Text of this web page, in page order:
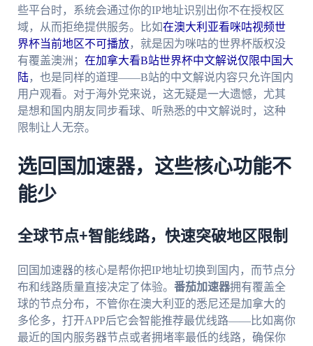
些平台时，系统会通过你的IP地址识别出你不在授权区
域，从而拒绝提供服务。比如在澳大利亚看咪咕视频世
界杯当前地区不可播放，就是因为咪咕的世界杯版权没
有覆盖澳洲； 在加拿大看B站世界杯中文解说仅限中国大
陆，也是同样的道理——B站的中文解说内容只允许国内
用户观看。对于海外党来说，这无疑是一大遗憾，尤其
是想和国内朋友同步看球、听熟悉的中文解说时，这种
限制让人无奈。
选回国加速器，这些核心功能不
能少
全球节点+智能线路，快速突破地区限制
回国加速器的核心是帮你把IP地址切换到国内，而节点分
布和线路质量直接决定了体验。 番茄加速器拥有覆盖全
球的节点分布，不管你在澳大利亚的悉尼还是加拿大的
多伦多，打开APP后它会智能推荐最优线路——比如离你
最近的国内服务器节点或者拥堵率最低的线路，确保你